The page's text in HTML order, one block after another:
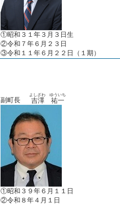
①昭和３１年３月３日生
②令和７年６月２３日
③令和１１年６月２２日（１期）
副町長 吉澤 祐一
よしざわ ゆういち
①昭和３９年６月１１日
②令和８年４月１日